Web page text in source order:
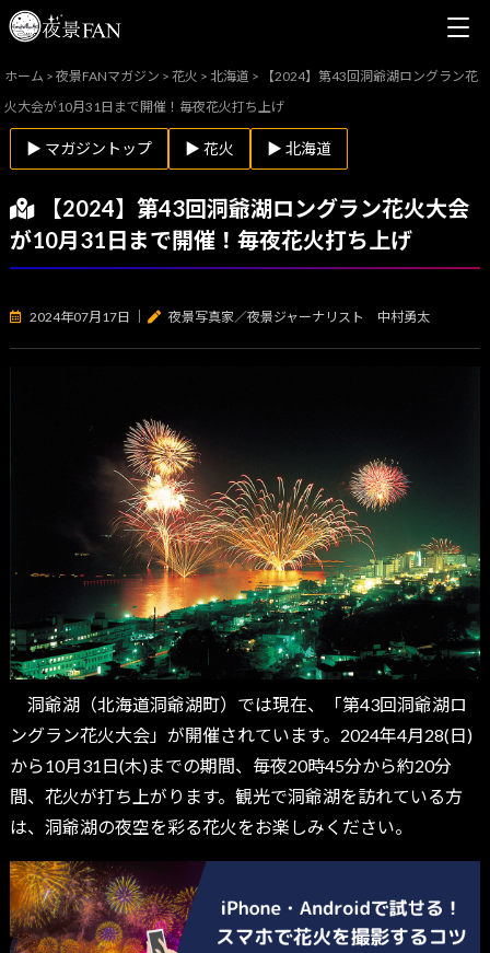
ホーム >夜景FANマガジン >花火 > 北海道 >
【2024】第43回洞爺湖ロングラン花
火大会が10月31日まで開催！毎夜花火打ち上げ
▶ マガジントップ ▶ 花火 ▶ 北海道
【2024】第43回洞爺湖ロングラン花火大会
が10月31日まで開催！毎夜花火打ち上げ
2024年07月17日 夜景写真家／夜景ジャーナリスト 中村勇太
洞爺湖（北海道洞爺湖町）では現在、「第43回洞爺湖ロ
ングラン花火大会」が開催されています。2024年4月28(日)
から10月31日(木)までの期間、毎夜20時45分から約20分
間、花火が打ち上がります。観光で洞爺湖を訪れている方
は、洞爺湖の夜空を彩る花火をお楽しみください。